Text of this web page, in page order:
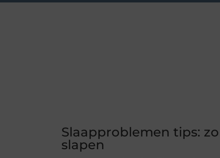
Slaapproblemen tips:
slapen